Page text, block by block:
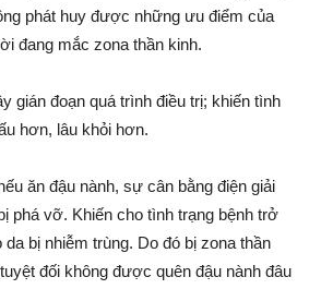
phát huy được những ưu điểm của
đang mắc zona thần kinh.
gián đoạn quá trình điều trị; khiến tình
hơn, lâu khỏi hơn.
ăn đậu nành, sự cân bằng điện giải
phá vỡ. Khiến cho tình trạng bệnh trở
bị nhiễm trùng. Do đó bị zona thần
đối không được quên đậu nành đâu